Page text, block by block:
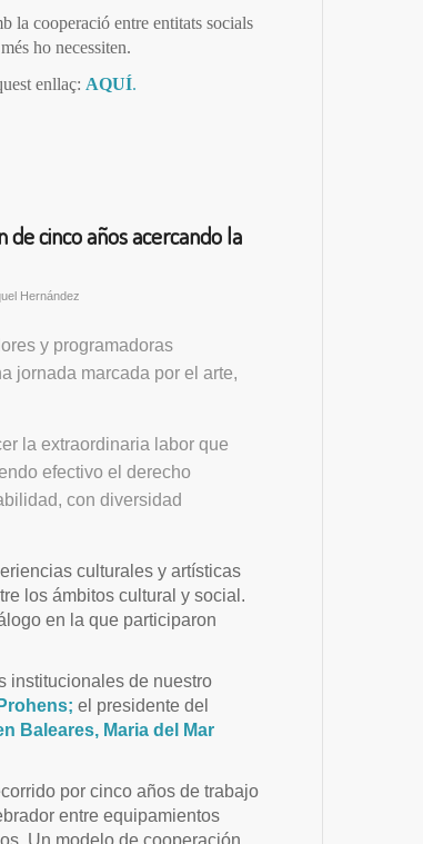
la cooperació entre entitats socials
ho necessiten.
enllaç: AQUÍ.
cinco años acercando la
Hernández
y programadoras
jornada marcada por el arte,
la extraordinaria labor que
efectivo el derecho
con diversidad
culturales y artísticas
los ámbitos cultural y social.
en la que participaron
institucionales de nuestro
el presidente del
Baleares, Maria del Mar
por cinco años de trabajo
entre equipamientos